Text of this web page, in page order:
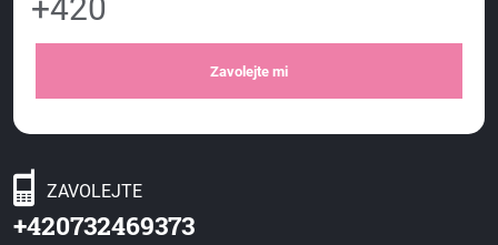
Zavolejte mi
ZAVOLEJTE
+420732469373